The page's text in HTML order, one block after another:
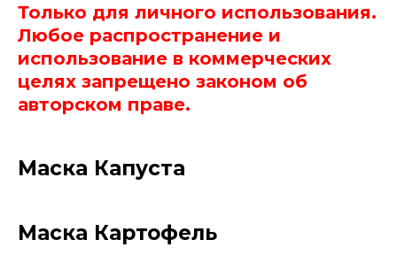
Только для личного использования.
Любое распространение и
использование в коммерческих
целях запрещено законом об
авторском праве.
Маска Капуста
Маска Картофель